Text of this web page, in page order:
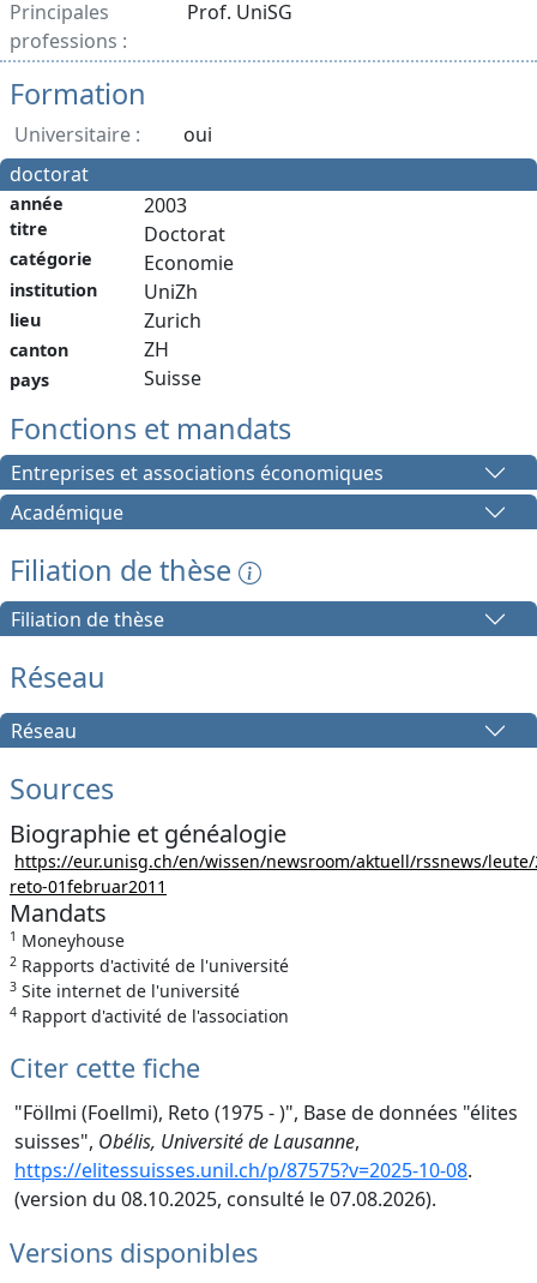
Principales
professions :
Prof. UniSG
Formation
Universitaire :
oui
doctorat
année
titre
catégorie
institution
lieu
canton
pays
2003
Doctorat
Economie
UniZh
Zurich
ZH
Suisse
Fonctions et mandats
Entreprises et associations économiques
Académique
Filiation de thèse
Filiation de thèse
Réseau
Réseau
Sources
Biographie et généalogie
https://eur.unisg.ch/en/wissen/newsroom/aktuell/rssnews/
reto-01februar2011
Mandats
1 Moneyhouse
2 Rapports d'activité de l'université
3 Site internet de l'université
4 Rapport d'activité de l'association
Citer cette fiche
"Föllmi (Foellmi), Reto (1975 - )", Base de données "élites
suisses", Obélis, Université de Lausanne,
https://elitessuisses.unil.ch/p/87575?v=2025-10-08.
(version du 08.10.2025, consulté le 07.08.2026).
Versions disponibles